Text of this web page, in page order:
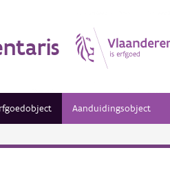
Aanduidingsobject